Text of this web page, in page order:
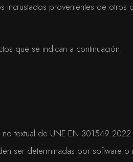
incrustados provenientes de otros
que se indican a continuación.
textual de UNE-EN 301549:2022
ser determinadas por software o